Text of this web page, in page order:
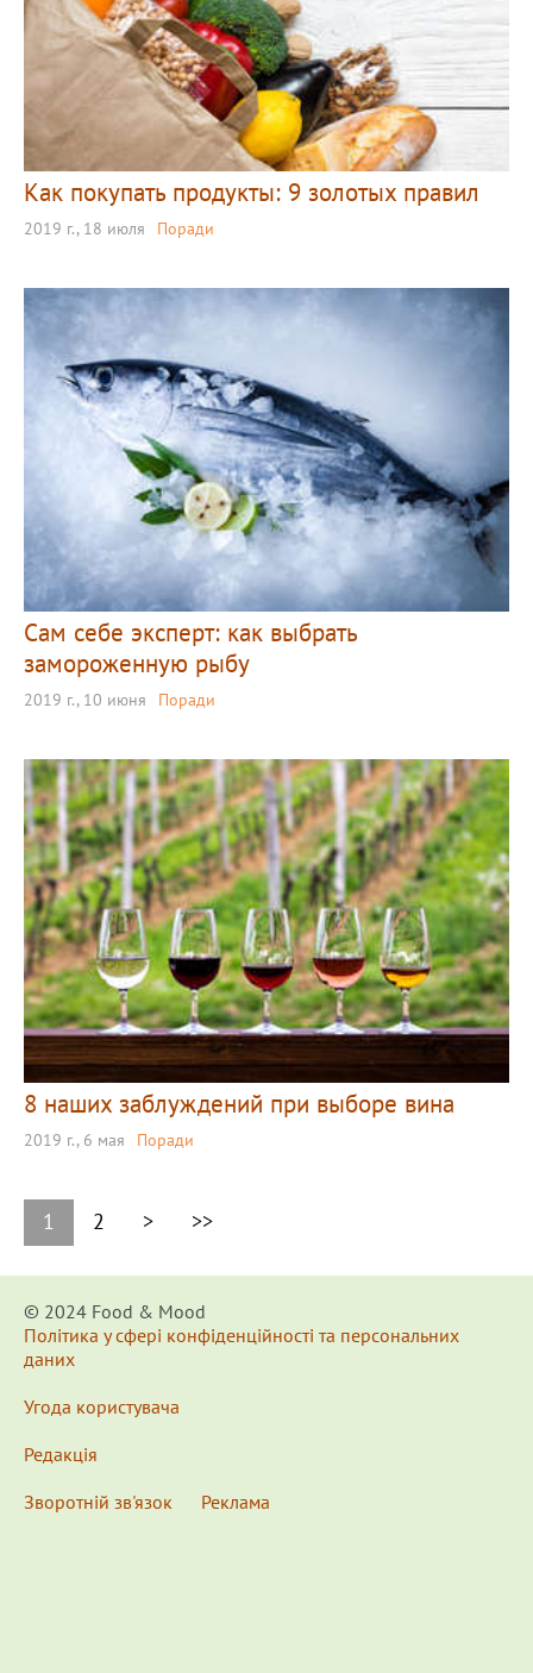
Как покупать продукты: 9 золотых правил
2019 г., 18 июля Поради
Сам себе эксперт: как выбрать
замороженную рыбу
2019 г., 10 июня Поради
8 наших заблуждений при выборе вина
2019 г., 6 мая Поради
1 2 > >>
© 2024 Food & Мood
Політика у сфері конфіденційності та персональних
даних
Угода користувача
Редакція
Зворотній зв'язок
Реклама